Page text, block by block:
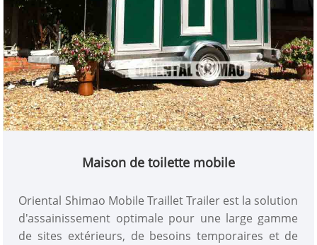
Maison de toilette mobile
Oriental Shimao Mobile Traillet Trailer est la solution
d'assainissement optimale pour une large gamme
de sites extérieurs, de besoins temporaires et de